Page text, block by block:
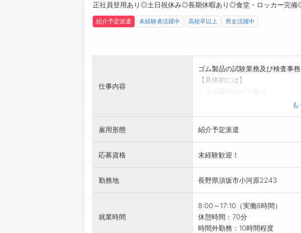
正社員登用あり◎土日祝休み◎長期休暇あり◎食堂・ロッカー完
紹介予定派遣 未経験者活躍中 高校卒以上 男女活躍中
仕事内容
ゴム製品の試験業務及び検査事務
【具体的には】
・試験結果をパソコンに打ち込
・社内研修なども充実しています
【職場の雰囲気】
・とても温かい職場で、上司の
【年間休日120日＆土日休み＆
・仕事とプライベートの両立が
できます◎
【社内設備】
も
雇用形態 紹介予定派遣
応募資格 未経験歓迎！
勤務地 長野県須坂市小河原2243
就業時間
8:00～17:10（実働8時間）
休憩時間：70分
時間外勤務：10時間程度